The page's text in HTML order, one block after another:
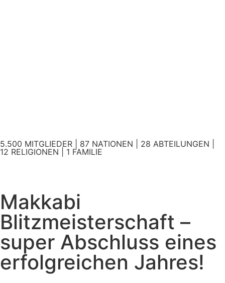
5.500 MITGLIEDER | 87 NATIONEN | 28 ABTEILUNGEN |
12 RELIGIONEN | 1 FAMILIE
Makkabi
Blitzmeisterschaft –
super Abschluss eines
erfolgreichen Jahres!